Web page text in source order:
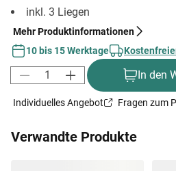
inkl. 3 Liegen
Mehr Produktinformationen
10 bis 15 Werktage
In den
Individuelles Angebot Fragen zum
Verwandte Produkte